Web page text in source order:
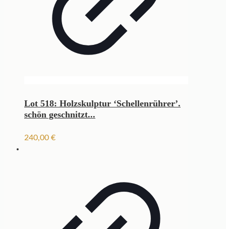
Lot 518: Holzskulptur ‘Schellenrührer’.
schön geschnitzt...
240,00 €